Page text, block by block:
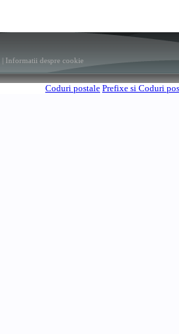
| Informatii despre cookie
Coduri postale Prefixe si Coduri